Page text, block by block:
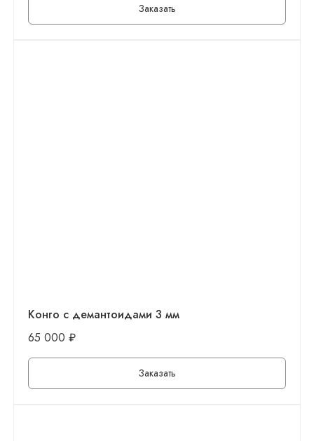
Заказать
Конго с демантоидами 3 мм
65 000 ₽
Заказать